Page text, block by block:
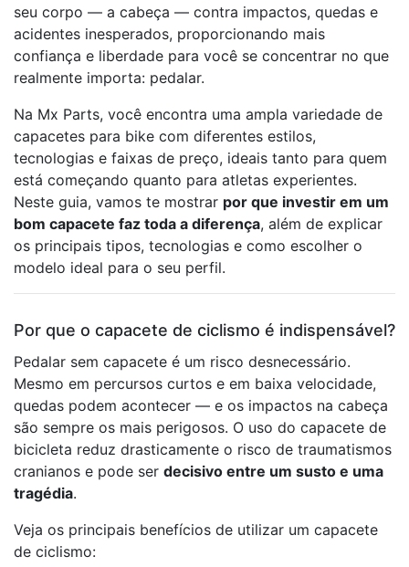
seu corpo — a cabeça — contra impactos, quedas e
acidentes inesperados, proporcionando mais
confiança e liberdade para você se concentrar no que
realmente importa: pedalar.
Na Mx Parts, você encontra uma ampla variedade de
capacetes para bike com diferentes estilos,
tecnologias e faixas de preço, ideais tanto para quem
está começando quanto para atletas experientes.
Neste guia, vamos te mostrar por que investir em um
bom capacete faz toda a diferença, além de explicar
os principais tipos, tecnologias e como escolher o
modelo ideal para o seu perfil.
Por que o capacete de ciclismo é indispensável?
Pedalar sem capacete é um risco desnecessário.
Mesmo em percursos curtos e em baixa velocidade,
quedas podem acontecer — e os impactos na cabeça
são sempre os mais perigosos. O uso do capacete de
bicicleta reduz drasticamente o risco de traumatismos
cranianos e pode ser decisivo entre um susto e uma
tragédia.
Veja os principais benefícios de utilizar um capacete
de ciclismo: